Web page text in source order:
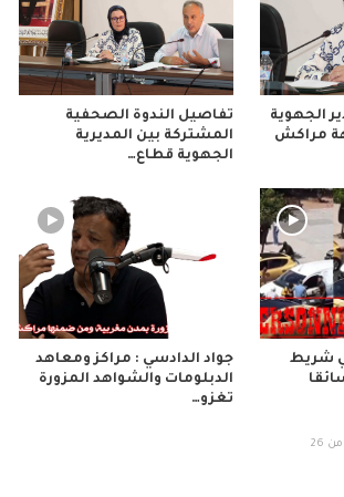
الجهوية
مراكش
تفاصيل الندوة الصحفية
المشتركة بين المديرية
الجهوية قطاع…
شريط
جواد الدادسي : مراكز ومعاهد
الدبلومات والشواهد المزورة
تغزو…